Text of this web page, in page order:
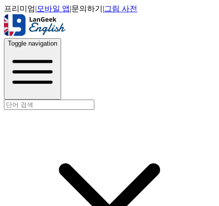
프리미엄| 모바일 앱|문의하기 |그림 사전
Toggle navigation